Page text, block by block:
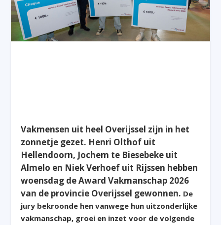
Vakmensen uit heel Overijssel zijn in het
zonnetje gezet. Henri Olthof uit
Hellendoorn, Jochem te Biesebeke uit
Almelo en Niek Verhoef uit Rijssen hebben
woensdag de Award Vakmanschap 2026
van de provincie Overijssel gewonnen. De
jury bekroonde hen vanwege hun uitzonderlijke
vakmanschap, groei en inzet voor de volgende